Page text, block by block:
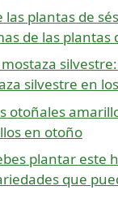
las plantas de
de las plantas
silvestre en
otoñales
en otoño
plantar este
que